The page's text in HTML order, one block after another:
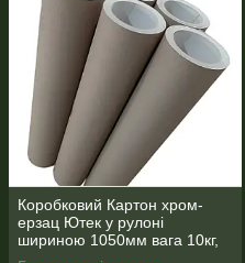
Коробковий Картон хром-
ерзац Ютек у рулоні
шириною 1050мм вага 10кг,
щільність 420г/м2, товщина